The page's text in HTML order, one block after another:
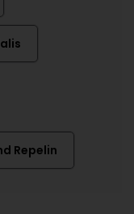
Repelin